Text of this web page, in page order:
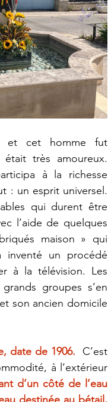
cet homme fut
très amoureux.
à la richesse
: un esprit universel.
qui durent être
l’aide de quelques
maison » qui
inventé un procédé
à la télévision. Les
groupes s’en
son ancien domicile
date de 1906. C’est
à l’extérieur
d’un côté de l’eau